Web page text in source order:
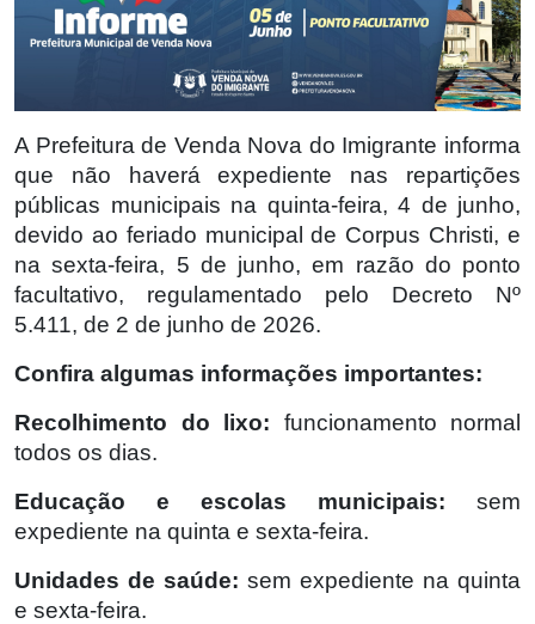
A Prefeitura de Venda Nova do Imigrante informa
que não haverá expediente nas repartições
públicas municipais na quinta-feira, 4 de junho,
devido ao feriado municipal de Corpus Christi, e
na sexta-feira, 5 de junho, em razão do ponto
facultativo, regulamentado pelo Decreto Nº
5.411, de 2 de junho de 2026.
Confira algumas informações importantes:
Recolhimento do lixo: funcionamento normal
todos os dias.
Educação e escolas municipais: sem
expediente na quinta e sexta-feira.
Unidades de saúde: sem expediente na quinta
e sexta-feira.